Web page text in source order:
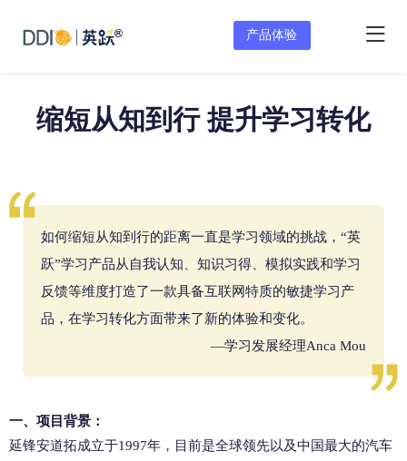
产品体验
缩短从知到行 提升学习转化
如何缩短从知到行的距离一直是学习领域的挑战，“英
跃”学习产品从自我认知、知识习得、模拟实践和学习
反馈等维度打造了一款具备互联网特质的敏捷学习产
品，在学习转化方面带来了新的体验和变化。
—学习发展经理Anca Mou
一、项目背景：
延锋安道拓成立于1997年，目前是全球领先以及中国最大的汽车